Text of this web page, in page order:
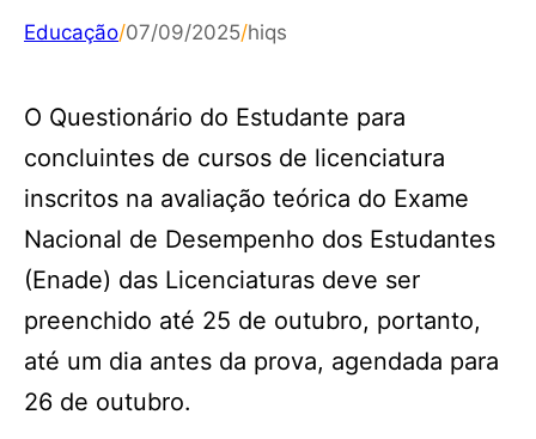
Educação/07/09/2025/hiqs
O Questionário do Estudante para
concluintes de cursos de licenciatura
inscritos na avaliação teórica do Exame
Nacional de Desempenho dos Estudantes
(Enade) das Licenciaturas deve ser
preenchido até 25 de outubro, portanto,
até um dia antes da prova, agendada para
26 de outubro.